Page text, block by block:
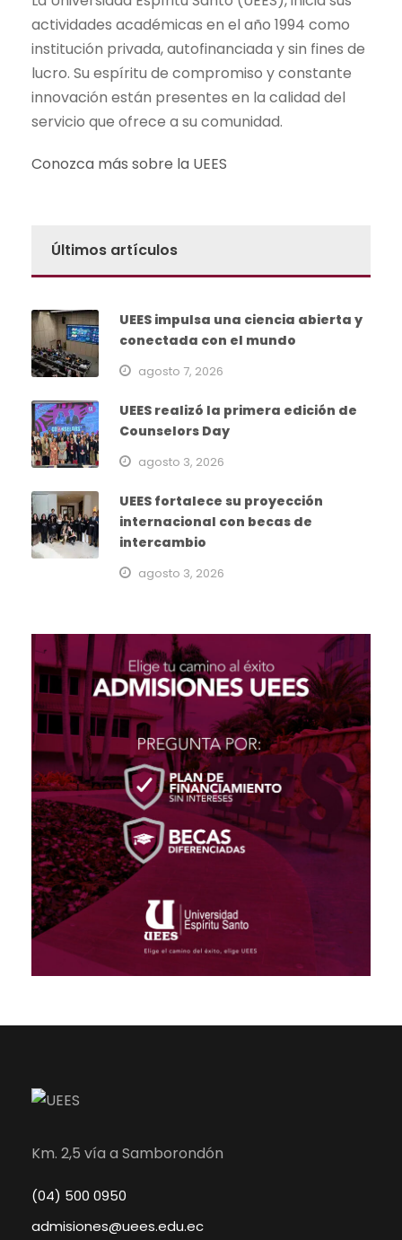
actividades académicas en el año 1994 como
institución privada, autofinanciada y sin fines de
lucro. Su espíritu de compromiso y constante
innovación están presentes en la calidad del
servicio que ofrece a su comunidad.
Conozca más sobre la UEES
Últimos artículos
UEES impulsa una ciencia abierta y
conectada con el mundo
agosto 7, 2026
UEES realizó la primera edición de
Counselors Day
agosto 3, 2026
UEES fortalece su proyección
internacional con becas de
intercambio
agosto 3, 2026
Km. 2,5 vía a Samborondón
(04) 500 0950
admisiones@uees.edu.ec